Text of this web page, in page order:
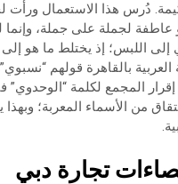
دُرس هذا الاستعمال ورأت
عاطفة لجملة على جملة،
إلى اللبس؛ إذ يختلط ما هو
العربية بالقاهرة قولهم
المجمع لكلمة “الوحدوي”
من الأسماء المعربة؛
تجارة دبي